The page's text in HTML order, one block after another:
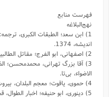
فهرست منابع
نهج‌البلاغه
1) ابن سعد؛ الطبقات الکبری،
اندیشه، 1374.
2) اصفهانی، ابو الفرج؛ مقاتل الطالبیین، بیروت، دار المعرفه، بی تا.
3) آقا‌ بزرگ تهرانی، محمدمحسن؛
الاضواء، بی‌تا.
4) حموی، یاقوت؛ معجم البلدان، بیروت، دار صادر، چاپ دوم، 1995.
5) دینوری، ابو حنیفه؛ اخبار الطوال، قم، رضی، 1368.